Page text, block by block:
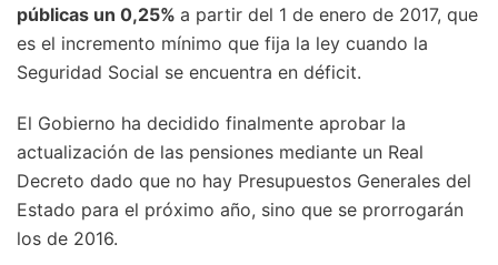
públicas un 0,25% a partir del 1 de enero de 2017, que
es el incremento mínimo que fija la ley cuando la
Seguridad Social se encuentra en déficit.
El Gobierno ha decidido finalmente aprobar la
actualización de las pensiones mediante un Real
Decreto dado que no hay Presupuestos Generales del
Estado para el próximo año, sino que se prorrogarán
los de 2016.